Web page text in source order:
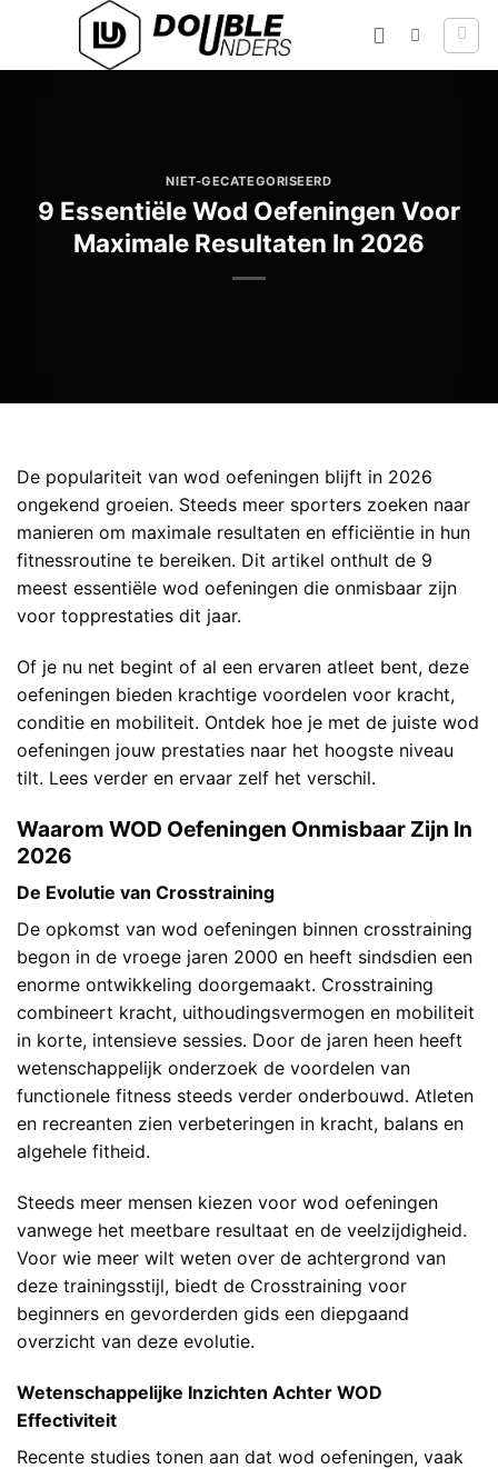
inhoud
NIET-GECATEGORISEERD
9 Essentiële Wod Oefeningen Voor
Maximale Resultaten In 2026
De populariteit van wod oefeningen blijft in 2026
ongekend groeien. Steeds meer sporters zoeken naar
manieren om maximale resultaten en efficiëntie in hun
fitnessroutine te bereiken. Dit artikel onthult de 9
meest essentiële wod oefeningen die onmisbaar zijn
voor topprestaties dit jaar.
Of je nu net begint of al een ervaren atleet bent, deze
oefeningen bieden krachtige voordelen voor kracht,
conditie en mobiliteit. Ontdek hoe je met de juiste wod
oefeningen jouw prestaties naar het hoogste niveau
tilt. Lees verder en ervaar zelf het verschil.
Waarom WOD Oefeningen Onmisbaar Zijn In
2026
De Evolutie van Crosstraining
De opkomst van wod oefeningen binnen crosstraining
begon in de vroege jaren 2000 en heeft sindsdien een
enorme ontwikkeling doorgemaakt. Crosstraining
combineert kracht, uithoudingsvermogen en mobiliteit
in korte, intensieve sessies. Door de jaren heen heeft
wetenschappelijk onderzoek de voordelen van
functionele fitness steeds verder onderbouwd. Atleten
en recreanten zien verbeteringen in kracht, balans en
algehele fitheid.
Steeds meer mensen kiezen voor wod oefeningen
vanwege het meetbare resultaat en de veelzijdigheid.
Voor wie meer wilt weten over de achtergrond van
deze trainingsstijl, biedt de Crosstraining voor
beginners en gevorderden gids een diepgaand
overzicht van deze evolutie.
Wetenschappelijke Inzichten Achter WOD
Effectiviteit
Recente studies tonen aan dat wod oefeningen, vaak